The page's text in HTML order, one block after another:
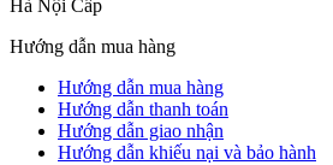
Hà Nội Cấp
Hướng dẫn mua hàng
Hướng dẫn mua hàng
Hướng dẫn thanh toán
Hướng dẫn giao nhận
Hướng dẫn khiếu nại và bảo hành